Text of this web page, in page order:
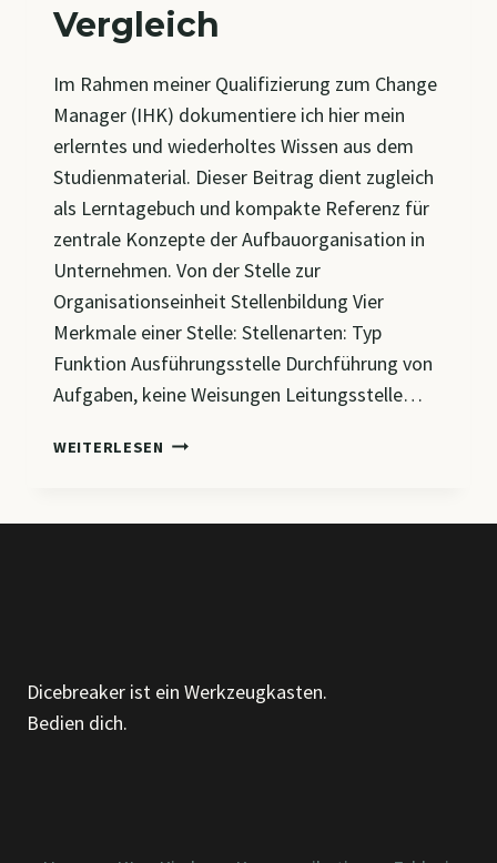
Vergleich
Im Rahmen meiner Qualifizierung zum Change
Manager (IHK) dokumentiere ich hier mein
erlerntes und wiederholtes Wissen aus dem
Studienmaterial. Dieser Beitrag dient zugleich
als Lerntagebuch und kompakte Referenz für
zentrale Konzepte der Aufbauorganisation in
Unternehmen. Von der Stelle zur
Organisationseinheit Stellenbildung Vier
Merkmale einer Stelle: Stellenarten: Typ
Funktion Ausführungsstelle Durchführung von
Aufgaben, keine Weisungen Leitungsstelle…
WEITERLESEN CM5
VERGLEICH
Dicebreaker ist ein Werkzeugkasten.
Bedien dich.